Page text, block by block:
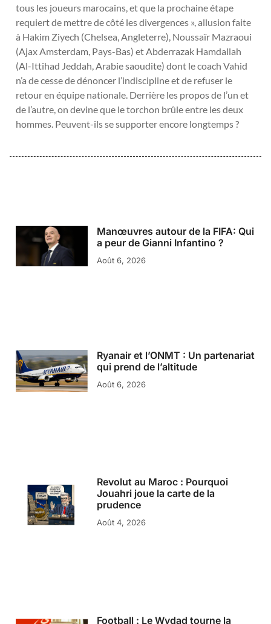
tous les joueurs marocains, et que la prochaine étape
requiert de mettre de côté les divergences », allusion faite
à Hakim Ziyech (Chelsea, Angleterre), Noussaïr Mazraoui
(Ajax Amsterdam, Pays-Bas) et Abderrazak Hamdallah
(Al-Ittihad Jeddah, Arabie saoudite) dont le coach Vahid
n’a de cesse de dénoncer l’indiscipline et de refuser le
retour en équipe nationale. Derrière les propos de l’un et
de l’autre, on devine que le torchon brûle entre les deux
hommes. Peuvent-ils se supporter encore longtemps ?
Manœuvres autour de la FIFA: Qui
a peur de Gianni Infantino ?
Août 6, 2026
Ryanair et l’ONMT : Un partenariat
qui prend de l’altitude
Août 6, 2026
Revolut au Maroc : Pourquoi
Jouahri joue la carte de la
prudence
Août 4, 2026
Football : Le Wydad tourne la